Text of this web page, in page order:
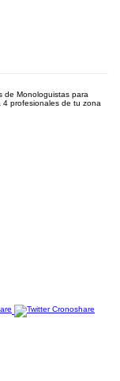
de Monologuistas para
4 profesionales de tu zona